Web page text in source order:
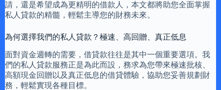
請，還是希望成為更精明的借款人，本文都將助您全面掌握
私人貸款的精髓，輕鬆主導您的財務未來。
為何選擇我們的私人貸款？極速、高回贈、真正低息
面對資金週轉的需要，借貸款往往是其中一個重要選項。我
們的私人貸款服務正是為此而設，務求為您帶來極速批核、
高額現金回贈以及真正低息的借貸體驗，協助您妥善規劃財
務，輕鬆實現各種目標。